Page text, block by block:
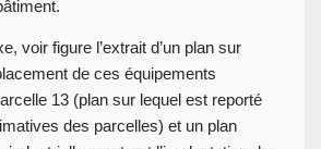
voir figure l’extrait d’un plan sur
de ces équipements
13 (plan sur lequel est reporté
des parcelles) et un plan